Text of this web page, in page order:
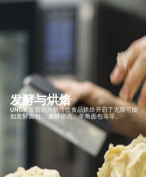
发酵与烘焙
UNOX 发面箱为烘传统食品烘焙开启了无限可能 ，
如发酵面包、 发酵甜点、羊角面包等等。